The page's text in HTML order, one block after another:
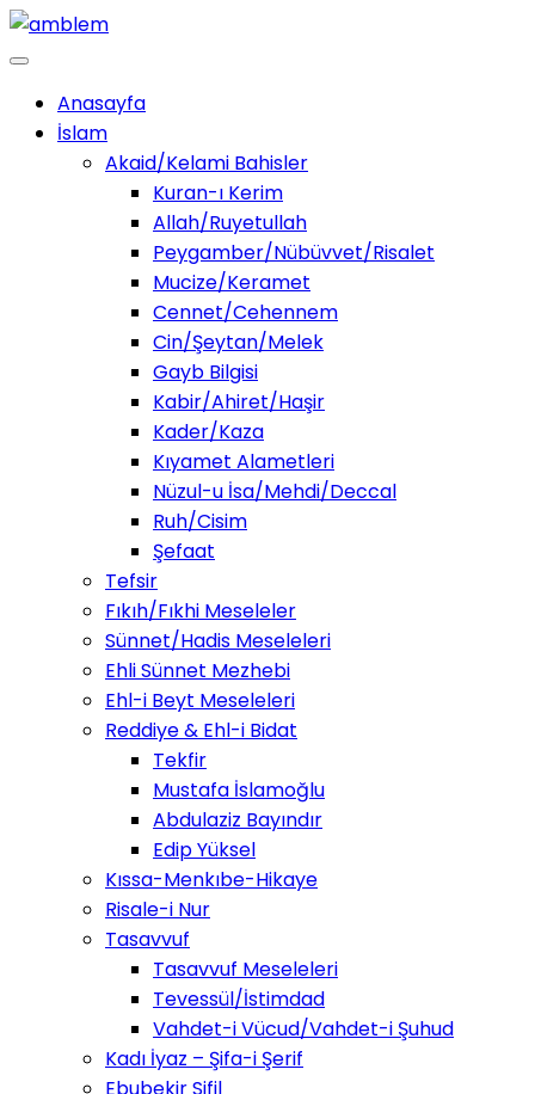
Anasayfa
İslam
Akaid/Kelami Bahisler
Kuran-ı Kerim
Allah/Ruyetullah
Peygamber/Nübüvvet/Risalet
Mucize/Keramet
Cennet/Cehennem
Cin/Şeytan/Melek
Gayb Bilgisi
Kabir/Ahiret/Haşir
Kader/Kaza
Kıyamet Alametleri
Nüzul-u İsa/Mehdi/Deccal
Ruh/Cisim
Şefaat
Tefsir
Fıkıh/Fıkhi Meseleler
Sünnet/Hadis Meseleleri
Ehli Sünnet Mezhebi
Ehl-i Beyt Meseleleri
Reddiye & Ehl-i Bidat
Tekfir
Mustafa İslamoğlu
Abdulaziz Bayındır
Edip Yüksel
Kıssa-Menkıbe-Hikaye
Risale-i Nur
Tasavvuf
Tasavvuf Meseleleri
Tevessül/İstimdad
Vahdet-i Vücud/Vahdet-i Şuhud
Kadı İyaz – Şifa-i Şerif